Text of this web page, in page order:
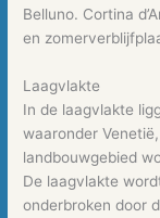
Belluno. Cortina
en
Laagvlakte
In de laagvlakte
waaronder
landbouwgebied
De laagvlakte
onderbroken door